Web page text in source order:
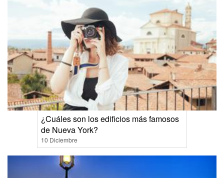
¿Cuáles son los edificios más famosos
de Nueva York?
10 Diciembre